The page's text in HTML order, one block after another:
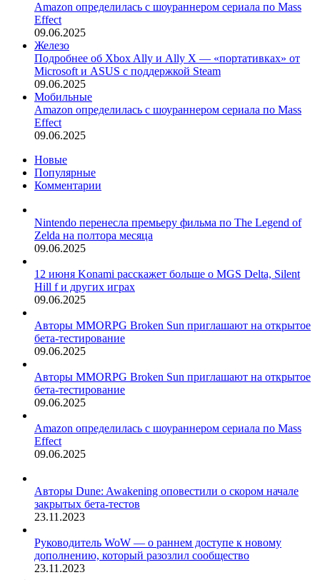
Amazon определилась с шоураннером сериала по Mass
Effect
09.06.2025
Железо
Подробнее об Xbox Ally и Ally X — «портативках» от
Microsoft и ASUS с поддержкой Steam
09.06.2025
Мобильные
Amazon определилась с шоураннером сериала по Mass
Effect
09.06.2025
Новые
Популярные
Комментарии
Nintendo перенесла премьеру фильма по The Legend of
Zelda на полтора месяца
09.06.2025
12 июня Konami расскажет больше о MGS Delta, Silent
Hill f и других играх
09.06.2025
Авторы MMORPG Broken Sun приглашают на открытое
бета-тестирование
09.06.2025
Авторы MMORPG Broken Sun приглашают на открытое
бета-тестирование
09.06.2025
Amazon определилась с шоураннером сериала по Mass
Effect
09.06.2025
Авторы Dune: Awakening оповестили о скором начале
закрытых бета-тестов
23.11.2023
Руководитель WoW — о раннем доступе к новому
дополнению, который разозлил сообщество
23.11.2023